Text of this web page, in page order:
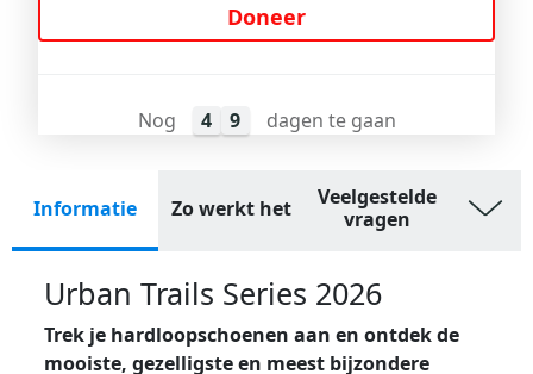
Doneer
Nog 4 9 dagen te gaan
Informatie Zo werkt het
Veelgestelde
vragen
Urban Trails Series 2026
Trek je hardloopschoenen aan en ontdek de
mooiste, gezelligste en meest bijzondere